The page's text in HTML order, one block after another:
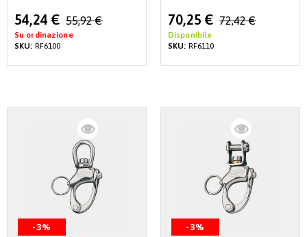
Special
Price
54,24 € 55,92 €
Su ordinazione
SKU: RF6100
Special
Price
70,25 € 72,42 €
Disponibile
SKU: RF6110
-3% -3%